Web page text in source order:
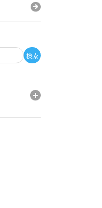
検索